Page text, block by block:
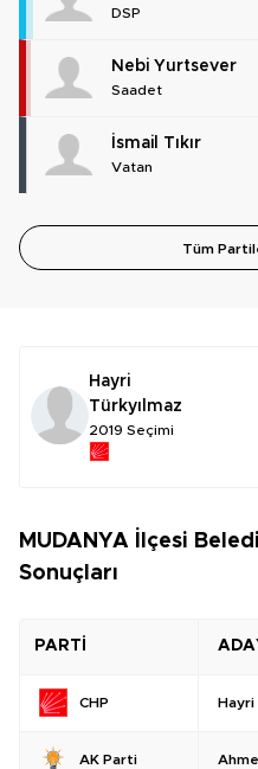
DSP
Nebi Yurtsever
Saadet
İsmail Tıkır
Vatan
Tüm
Hayri
Türkyılmaz
2019 Seçimi
MUDANYA İlçesi
Sonuçları
PARTİ
CHP Hayri
AK Parti